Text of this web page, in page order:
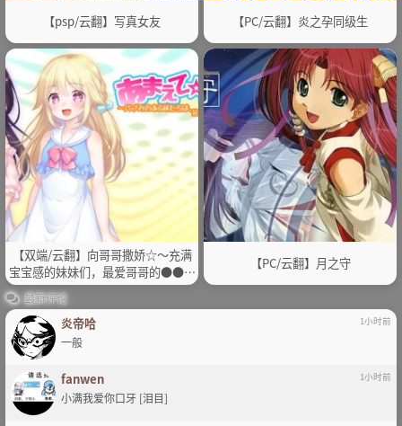
【psp/云翻】写真女友 【PC/云翻】炎之孕同级生
【双端/云翻】向哥哥撒娇☆～充满
宝宝感的妹妹们，最爱哥哥的●●●
了
【PC/云翻】月之守
最新评论
炎帝哈 1小时前
一般
fanwen 1小时前
小满我爱你口牙 [泪目]